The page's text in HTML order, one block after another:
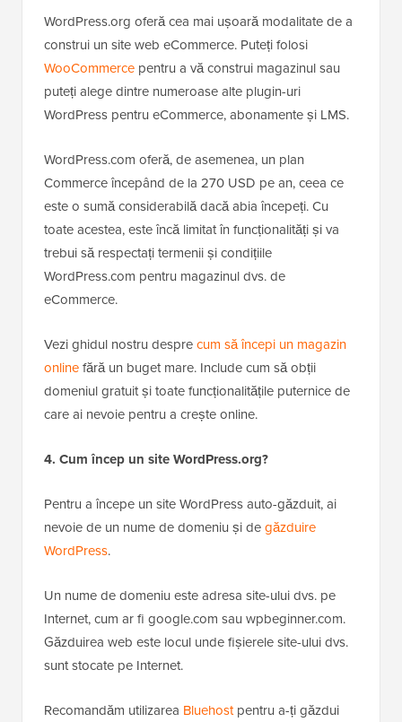
WordPress.org oferă cea mai ușoară modalitate de a
construi un site web eCommerce. Puteți folosi
WooCommerce pentru a vă construi magazinul sau
puteți alege dintre numeroase alte plugin-uri
WordPress pentru eCommerce, abonamente și LMS.
WordPress.com oferă, de asemenea, un plan
Commerce începând de la 270 USD pe an, ceea ce
este o sumă considerabilă dacă abia începeți. Cu
toate acestea, este încă limitat în funcționalități și va
trebui să respectați termenii și condițiile
WordPress.com pentru magazinul dvs. de
eCommerce.
Vezi ghidul nostru desprecum să începi un magazin
onlinefără un buget mare. Include cum să obții
domeniul gratuit și toate funcționalitățile puternice de
care ai nevoie pentru a crește online.
4. Cum încep un site WordPress.org?
Pentru a începe un site WordPress auto-găzduit, ai
nevoie de un nume de domeniu și degăzduire
WordPress.
Un nume de domeniu este adresa site-ului dvs. pe
Internet, cum ar fi google.com sau wpbeginner.com.
Găzduirea web este locul unde fișierele site-ului dvs.
sunt stocate pe Internet.
Recomandăm utilizarea Bluehostpentru a-ți găzdui